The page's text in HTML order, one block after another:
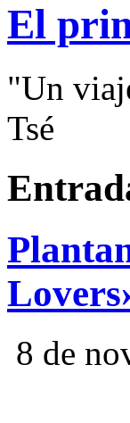
El
"Un
Tsé
8 de